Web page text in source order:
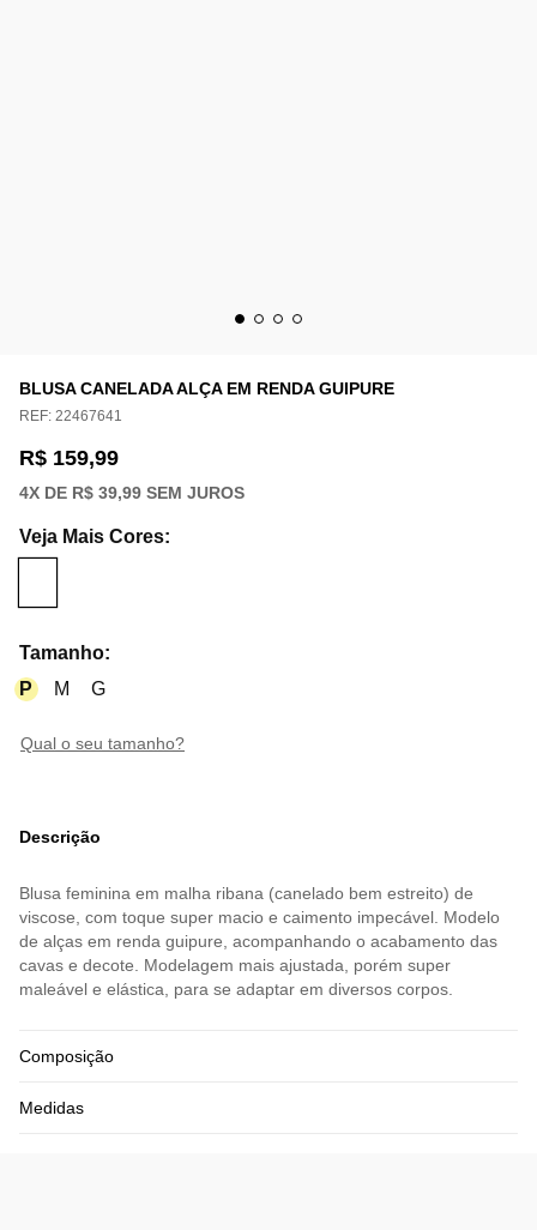
BLUSA CANELADA ALÇA EM RENDA GUIPURE
REF: 22467641
R$ 159,99
4X DE R$ 39,99 SEM JUROS
Veja Mais Cores:
Tamanho:
P
M G
qual o seu tamanho?
Descrição
Blusa feminina em malha ribana (canelado bem estreito) de
viscose, com toque super macio e caimento impecável. Modelo
de alças em renda guipure, acompanhando o acabamento das
cavas e decote. Modelagem mais ajustada, porém super
maleável e elástica, para se adaptar em diversos corpos.
Composição
Medidas